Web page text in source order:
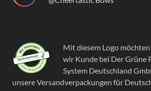
Mit diesem Logo möchten
wir Kunde bei Der Grüne
System Deutschland
unsere Versandverpackungen für